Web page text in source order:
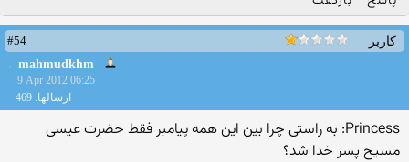
کاربر
#54
mahmudkhm
9 Apr 2012 06:25
ارسالها: 469
Princess: به راستی چرا بین این همه پیامبر فقط حضرت عیسی
مسیح پسر خدا شد؟